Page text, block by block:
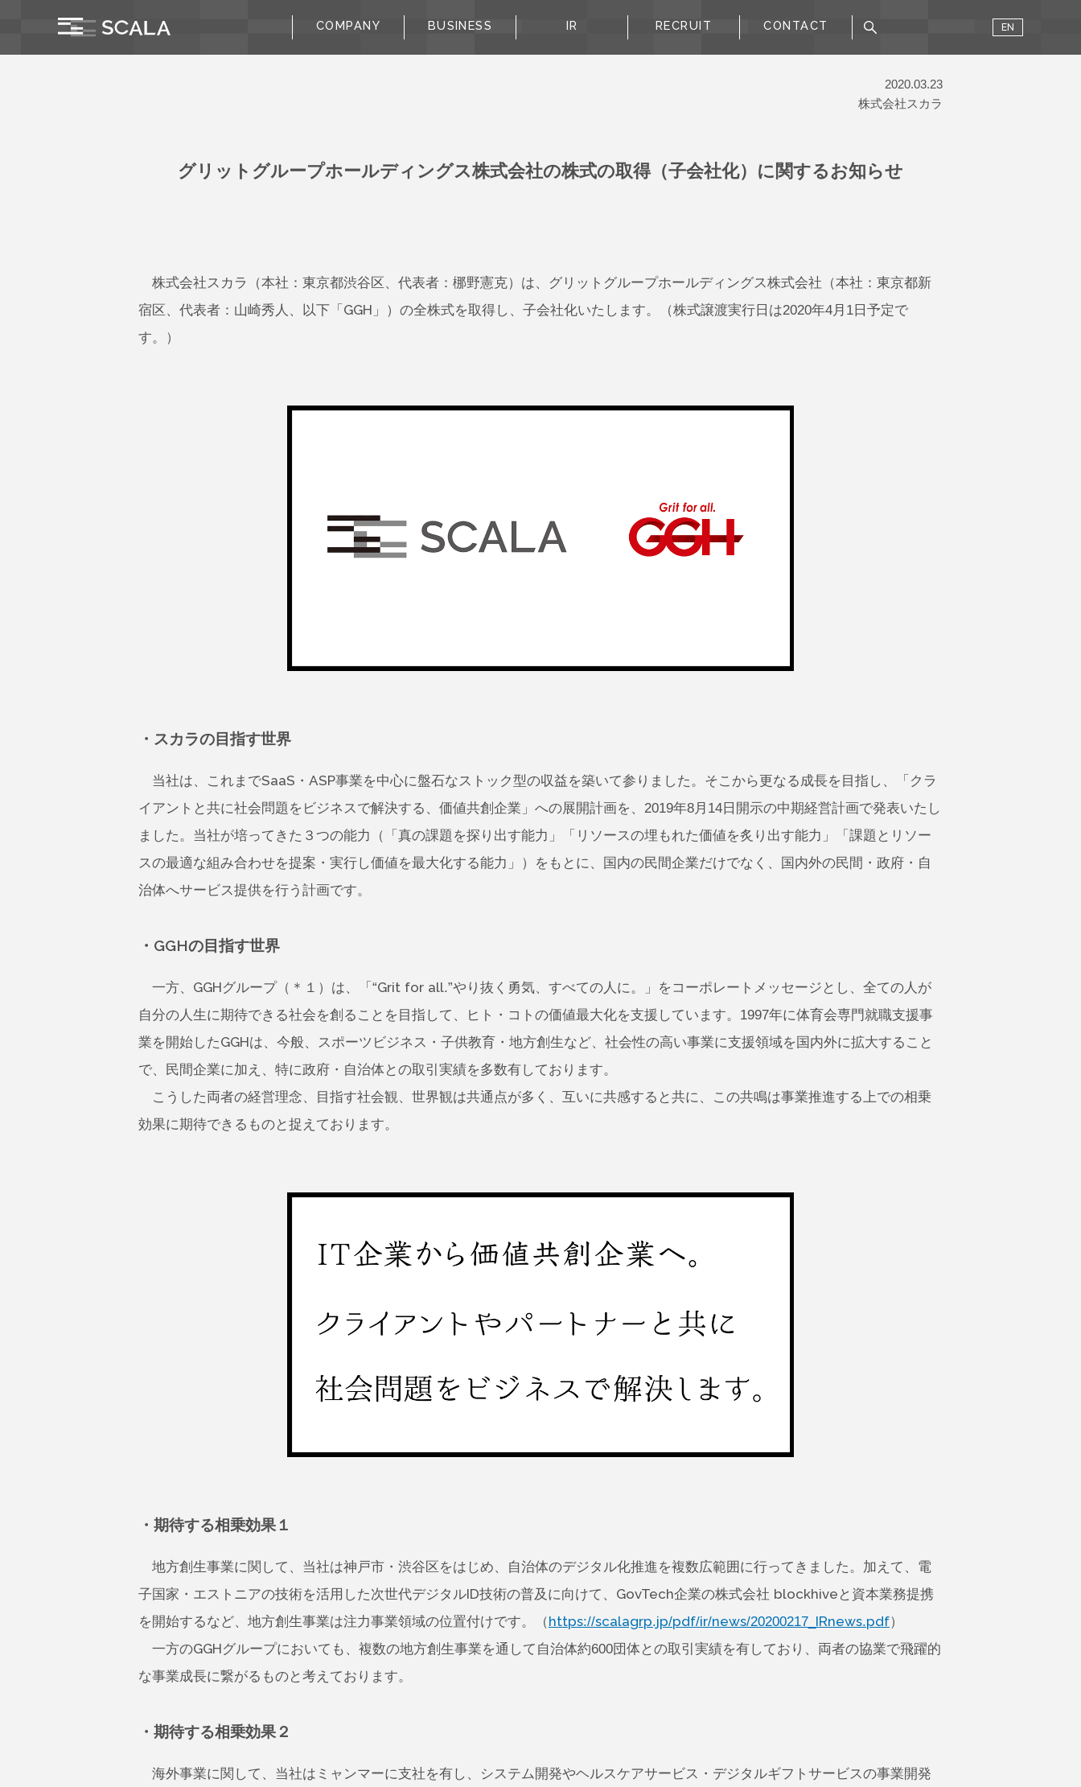
COMPANY BUSINESS IR RECRUIT CONTACT EN
2020.03.23
株式会社スカラ
グリットグループホールディングス株式会社の株式の取得（子会社化）に関するお知らせ
株式会社スカラ（本社：東京都渋谷区、代表者：梛野憲克）は、グリットグループホールディングス株式会社（本社：東京都新
宿区、代表者：山崎秀人、以下「GGH」）の全株式を取得し、子会社化いたします。（株式譲渡実行日は2020年4月1日予定で
す。）
・スカラの目指す世界
当社は、これまでSaaS・ASP事業を中心に盤石なストック型の収益を築いて参りました。そこから更なる成長を目指し、「クラ
イアントと共に社会問題をビジネスで解決する、価値共創企業」への展開計画を、2019年8月14日開示の中期経営計画で発表いたし
ました。当社が培ってきた３つの能力（「真の課題を探り出す能力」「リソースの埋もれた価値を炙り出す能力」「課題とリソー
スの最適な組み合わせを提案・実行し価値を最大化する能力」）をもとに、国内の民間企業だけでなく、国内外の民間・政府・自
治体へサービス提供を行う計画です。
・GGHの目指す世界
一方、GGHグループ（＊１）は、「“Grit for all.”やり抜く勇気、すべての人に。」をコーポレートメッセージとし、全ての人が
自分の人生に期待できる社会を創ることを目指して、ヒト・コトの価値最大化を支援しています。1997年に体育会専門就職支援事
業を開始したGGHは、今般、スポーツビジネス・子供教育・地方創生など、社会性の高い事業に支援領域を国内外に拡大すること
で、民間企業に加え、特に政府・自治体との取引実績を多数有しております。
こうした両者の経営理念、目指す社会観、世界観は共通点が多く、互いに共感すると共に、この共鳴は事業推進する上での相乗
効果に期待できるものと捉えております。
・期待する相乗効果１
地方創生事業に関して、当社は神戸市・渋谷区をはじめ、自治体のデジタル化推進を複数広範囲に行ってきました。加えて、電
子国家・エストニアの技術を活用した次世代デジタルID技術の普及に向けて、GovTech企業の株式会社 blockhiveと資本業務提携
を開始するなど、地方創生事業は注力事業領域の位置付けです。（ https://scalagrp.jp/pdf/ir/news/20200217_IRnews.pdf）
一方のGGHグループにおいても、複数の地方創生事業を通して自治体約600団体との取引実績を有しており、両者の協業で飛躍的
な事業成長に繋がるものと考えております。
・期待する相乗効果２
海外事業に関して、当社はミャンマーに支社を有し、システム開発やヘルスケアサービス・デジタルギフトサービスの事業開発